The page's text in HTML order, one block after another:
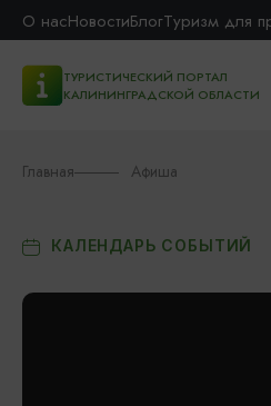
О насНовостиБлогТуризм для
ТУРИСТИЧЕСКИЙ ПОРТАЛ
КАЛИНИНГРАДСКОЙ ОБЛАСТИ
Главная Афиша
КАЛЕНДАРЬ СОБЫТИЙ